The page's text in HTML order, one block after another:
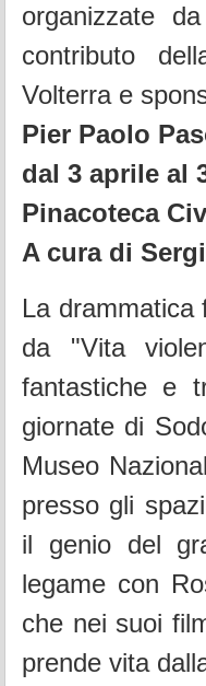
organizzate
contributo
Volterra e
Pier Paolo
dal 3 aprile al
Pinacoteca
A cura di
La drammatica
da "Vita
fantastiche e
giornate di
Museo
presso gli
il genio del
legame con
che nei suoi
prende vita